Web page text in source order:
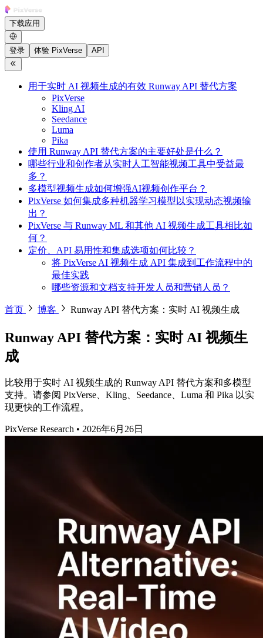
下载应用
登录 体验 PixVerse API
用于实时 AI 视频生成的有效 Runway API 替代方案
PixVerse
Kling AI
Seedance
Luma
Pika
使用 Runway API 替代方案的主要好处是什么？
哪些行业和创作者从实时人工智能视频工具中受益最
多？
多模型视频生成如何增强AI视频创作平台？
PixVerse 如何集成多种机器学习模型以实现动态视频输
出？
PixVerse 与 Runway ML 和其他 AI 视频生成工具相比如
何？
定价、API 易用性和集成选项如何比较？
将 PixVerse AI 视频生成 API 集成到工作流程中的
最佳实践
哪些资源和文档支持开发人员和营销人员？
首页 博客 Runway API 替代方案：实时 AI 视频生成
Runway API 替代方案：实时 AI 视频生
成
比较用于实时 AI 视频生成的 Runway API 替代方案和多模型
支持。请参阅 PixVerse、Kling、Seedance、Luma 和 Pika 以实
现更快的工作流程。
PixVerse Research • 2026年6月26日